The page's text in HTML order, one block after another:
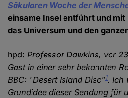
Säkularen Woche der
einsame Insel entführt und mit
das Universum und den
hpd: Professor Dawkins, vor
Gast in einer sehr bekannten
BBC: "Desert Island Disc"1. Ich
Grundidee dieser Sendung für